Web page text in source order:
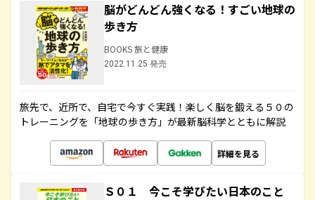
脳がどんどん強くなる！すごい地球の
歩き方
BOOKS 旅と健康
2022.11.25 発売
旅先で、近所で、自宅で今すぐ実践！楽しく脳を鍛える５０の
トレーニングを「地球の歩き方」が最新脳科学とともに解説
詳細を見る
Ｓ０１ 今こそ学びたい日本のこと